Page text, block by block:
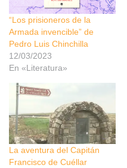
“Los prisioneros de la
Armada invencible” de
Pedro Luis Chinchilla
12/03/2023
En «Literatura»
La aventura del Capitán
Francisco de Cuéllar